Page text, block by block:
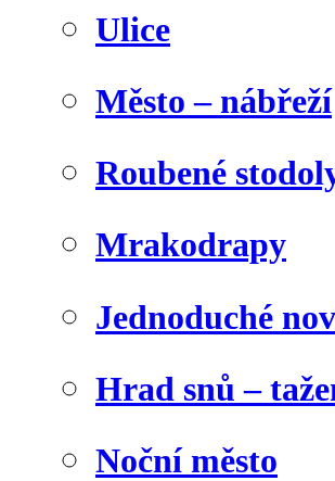
Ulice
Město – nábřeží
Roubené
Mrakodrapy
Jednoduché
Hrad snů –
Noční město